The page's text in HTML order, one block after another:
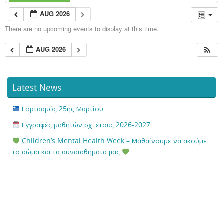
AUG 2026
There are no upcoming events to display at this time.
AUG 2026
Latest News
Εορτασμός 25ης Μαρτίου
Εγγραφές μαθητών σχ. έτους 2026-2027
Children’s Mental Health Week – Μαθαίνουμε να ακούμε
το σώμα και τα συναισθήματά μας